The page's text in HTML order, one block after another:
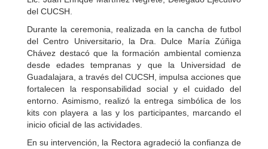
del CUCSH.
Durante la ceremonia, realizada en la cancha de futbol
del Centro Universitario, la Dra. Dulce María Zúñiga
Chávez destacó que la formación ambiental comienza
desde edades tempranas y que la Universidad de
Guadalajara, a través del CUCSH, impulsa acciones que
fortalecen la responsabilidad social y el cuidado del
entorno. Asimismo, realizó la entrega simbólica de los
kits con playera a las y los participantes, marcando el
inicio oficial de las actividades.
En su intervención, la Rectora agradeció la confianza de